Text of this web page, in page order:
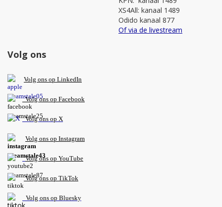
XS4All: kanaal 1489
Odido kanaal 877
Of via de livestream
Volg ons
Volg ons op LinkedIn
Volg ons op Facebook
Volg ons op X
Volg ons op Instagram
Volgons op YouTube
Volg ons op TikTok
Volg ons op Bluesky